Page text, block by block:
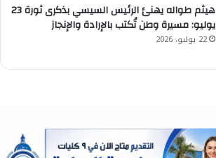
هيثم طواله يهنئ الرئيس السيسي بذكرى ثورة 23
يوليو: مسيرة وطن تُكتب بالإرادة والإنجاز
22 يوليو، 2026